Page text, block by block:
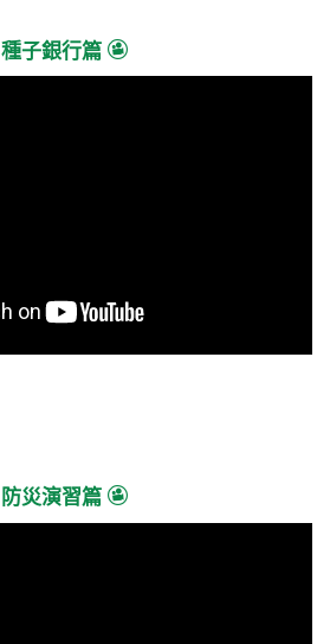
種子銀行篇
防災演習篇